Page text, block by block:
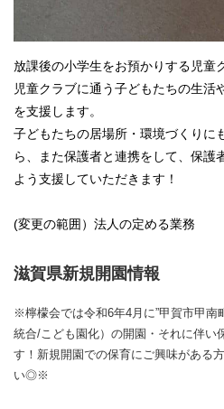
放課後の小学生をお預かりする児童
児童クラブに通う子どもたちの生活
を支援します。
子どもたちの居場所・環境づくりに
ら、また保護者と連携をして、保護
よう支援していただきます！
(変更の範囲）法人の定める業務
滋賀県新規開園情報
※檸檬会では令和6年4月に”甲賀市甲南
統合/こども園化）の開園・それに伴い
す！新規開園での保育にご興味がある
い◎※